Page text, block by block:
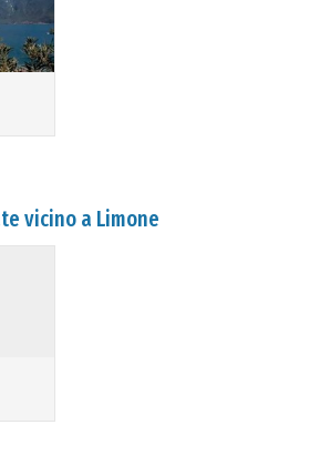
vicino a Limone